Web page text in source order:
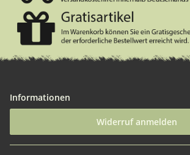
Informationen
Widerruf anmelden